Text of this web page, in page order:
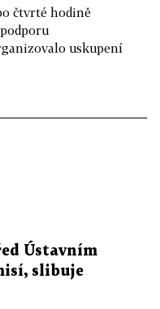
čtvrté hodině
uskupení
Ústavním
slibuje